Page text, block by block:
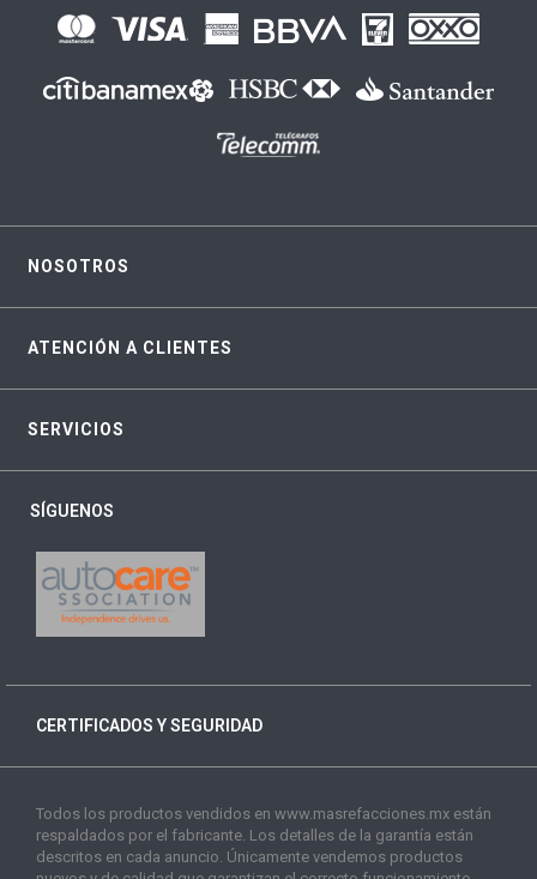
NOSOTROS
ATENCIÓN A CLIENTES
SERVICIOS
SÍGUENOS
CERTIFICADOS Y SEGURIDAD
Todos los productos vendidos en www.masrefacciones.mx están
respaldados por el fabricante. Los detalles de la garantía están
descritos en cada anuncio. Únicamente vendemos productos